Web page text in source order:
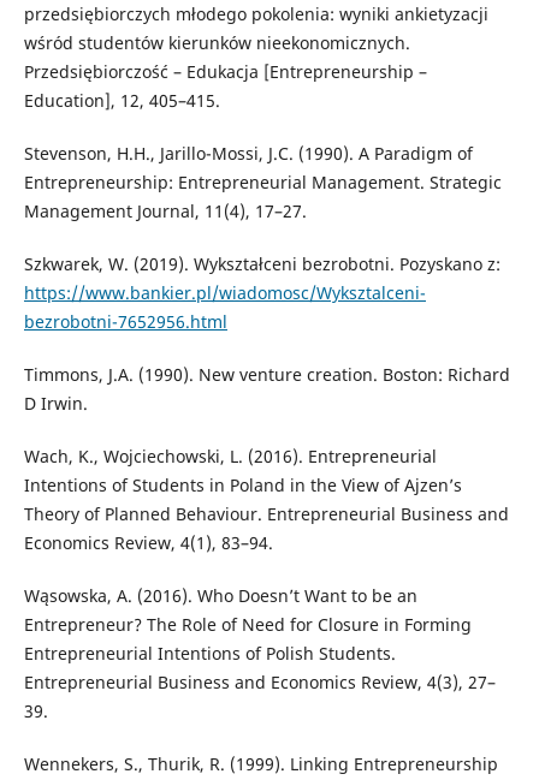
przedsiębiorczych młodego pokolenia: wyniki ankietyzacji
wśród studentów kierunków nieekonomicznych.
Przedsiębiorczość – Edukacja [Entrepreneurship –
Education], 12, 405–415.
Stevenson, H.H., Jarillo-Mossi, J.C. (1990). A Paradigm of
Entrepreneurship: Entrepreneurial Management. Strategic
Management Journal, 11(4), 17–27.
Szkwarek, W. (2019). Wykształceni bezrobotni. Pozyskano z:
https://www.bankier.pl/wiadomosc/Wyksztalceni-
bezrobotni-7652956.html
Timmons, J.A. (1990). New venture creation. Boston: Richard
D Irwin.
Wach, K., Wojciechowski, L. (2016). Entrepreneurial
Intentions of Students in Poland in the View of Ajzen’s
Theory of Planned Behaviour. Entrepreneurial Business and
Economics Review, 4(1), 83–94.
Wąsowska, A. (2016). Who Doesn’t Want to be an
Entrepreneur? The Role of Need for Closure in Forming
Entrepreneurial Intentions of Polish Students.
Entrepreneurial Business and Economics Review, 4(3), 27–
39.
Wennekers, S., Thurik, R. (1999). Linking Entrepreneurship